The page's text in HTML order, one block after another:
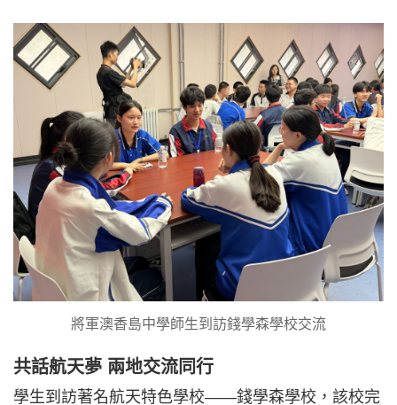
將軍澳香島中學師生到訪錢學森學校交流
共話航天夢 兩地交流同行
學生到訪著名航天特色學校——錢學森學校，該校完